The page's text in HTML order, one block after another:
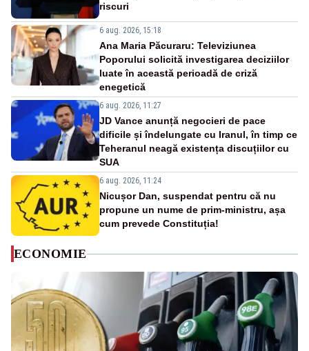
riscuri
6 aug. 2026, 15:18
Ana Maria Păcuraru: Televiziunea
Poporului solicită investigarea deciziilor
luate în această perioadă de criză
enegetică
6 aug. 2026, 11:27
JD Vance anunță negocieri de pace
dificile și îndelungate cu Iranul, în timp ce
Teheranul neagă existența discuțiilor cu
SUA
6 aug. 2026, 11:24
Nicușor Dan, suspendat pentru că nu
propune un nume de prim-ministru, așa
cum prevede Constituția!
ECONOMIE